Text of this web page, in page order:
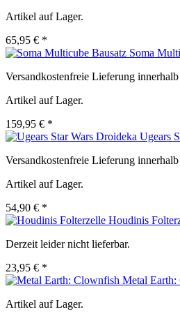
Artikel auf Lager.
65,95 € *
Soma
Versandkostenfreie Lieferung
Artikel auf Lager.
159,95 € *
Ugears
Versandkostenfreie Lieferung
Artikel auf Lager.
54,90 € *
Houdinis
Derzeit leider nicht lieferbar.
23,95 € *
Metal
Artikel auf Lager.